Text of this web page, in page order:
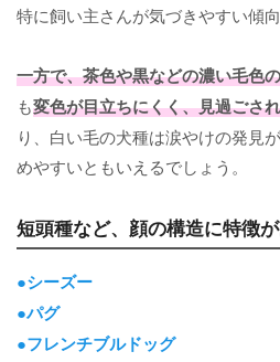
特に飼い主さんが気づきやすい傾向
一方で、茶色や黒などの濃い毛色
も変色が目立ちにくく、見過ごさ
り、白い毛の犬種は涙やけの発見
めやすいともいえるでしょう。
短頭種など、顔の構造に特徴
●シーズー
●パグ
●フレンチブルドッグ